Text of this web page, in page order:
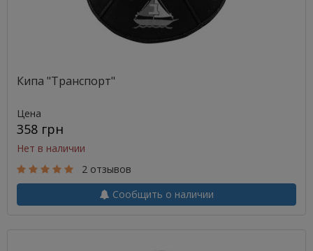
Кипа "Транспорт"
Цена
358 грн
Нет в наличии
2 отзывов
Сообщить о наличии